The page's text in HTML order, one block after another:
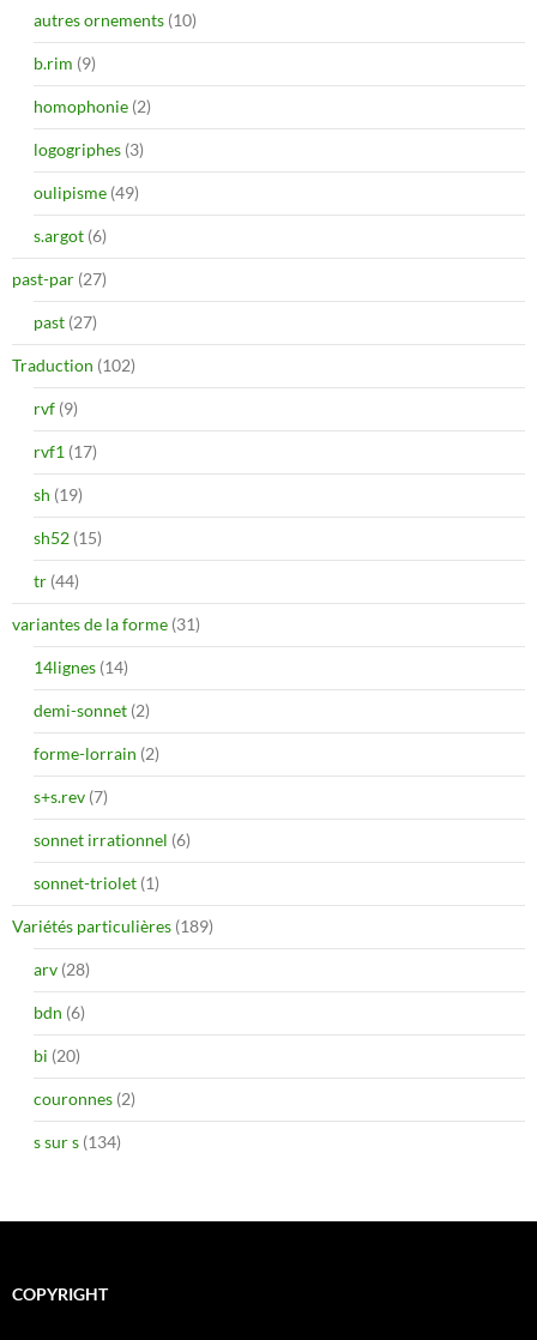
autres ornements (10)
b.rim (9)
homophonie (2)
logogriphes (3)
oulipisme (49)
s.argot (6)
past-par (27)
past (27)
Traduction (102)
rvf (9)
rvf1 (17)
sh (19)
sh52 (15)
tr (44)
variantes de la forme (31)
14lignes (14)
demi-sonnet (2)
forme-lorrain (2)
s+s.rev (7)
sonnet irrationnel (6)
sonnet-triolet (1)
Variétés particulières (189)
arv (28)
bdn (6)
bi (20)
couronnes (2)
s sur s (134)
COPYRIGHT